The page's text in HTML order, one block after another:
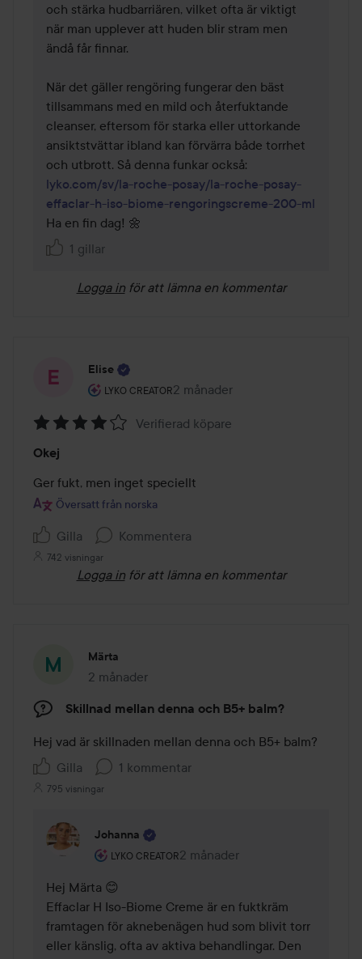
och stärka hudbarriären, vilket ofta är viktigt
när man upplever att huden blir stram men
ändå får finnar.
När det gäller rengöring fungerar den bäst
tillsammans med en mild och återfuktande
cleanser, eftersom för starka eller uttorkande
ansiktstvättar ibland kan förvärra både torrhet
lyko.com/sv/la-roche-posay/la-roche-posay-
effaclar-h-iso-biome-rengoringscreme-200-ml
Ha en fin dag! 🌼
1 gillar
Logga in för att lämna en kommentar
Elise
LYKO CREATOR
Användarens roll: Lyko Creator.
2 månader
Inlägget skapades 2 månader
4
av
5
Verifierad köpare
Okej
Ger fukt, men inget speciellt
Översatt från norska
Gilla Kommentera
742 visningar
Logga in för att lämna en kommentar
Märta
2 månader
Inlägget skapades 2 månader
Skillnad mellan denna och B5+ balm?
Hej vad är skillnaden mellan denna och B5+ balm?
Gilla
1 kommentar
795 visningar
Johanna
LYKO CREATOR
Användarens roll: Lyko Creator.
2 månader
Kommentaren lades 2 månader
Hej Märta 😊
Effaclar H Iso-Biome Creme är en fuktkräm
framtagen för aknebenägen hud som blivit torr
eller känslig, ofta av aktiva behandlingar. Den